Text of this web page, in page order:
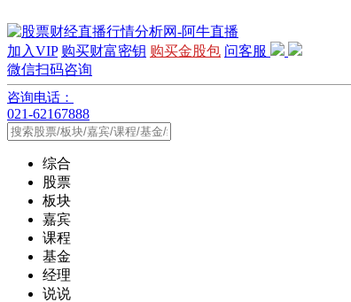
加入VIP 购买财富密钥 购买金股包 问客服
微信扫码咨询
咨询电话：
021-62167888
综合
股票
板块
嘉宾
课程
基金
经理
说说